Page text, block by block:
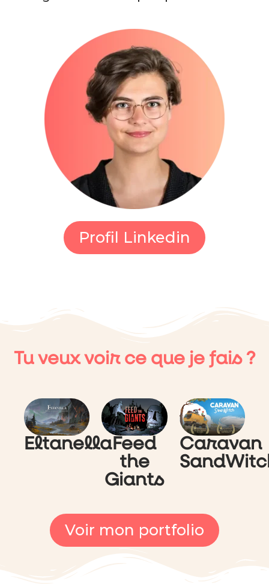
Profil Linkedin
Tu veux voir ce que je fais ?
Eltanella Feed
the
Giants
Caravan
Voir mon portfolio